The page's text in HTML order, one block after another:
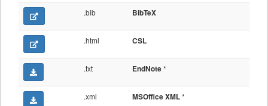
.bib BibTeX
.html CSL
.txt EndNote*
.xml MSOffice XML*